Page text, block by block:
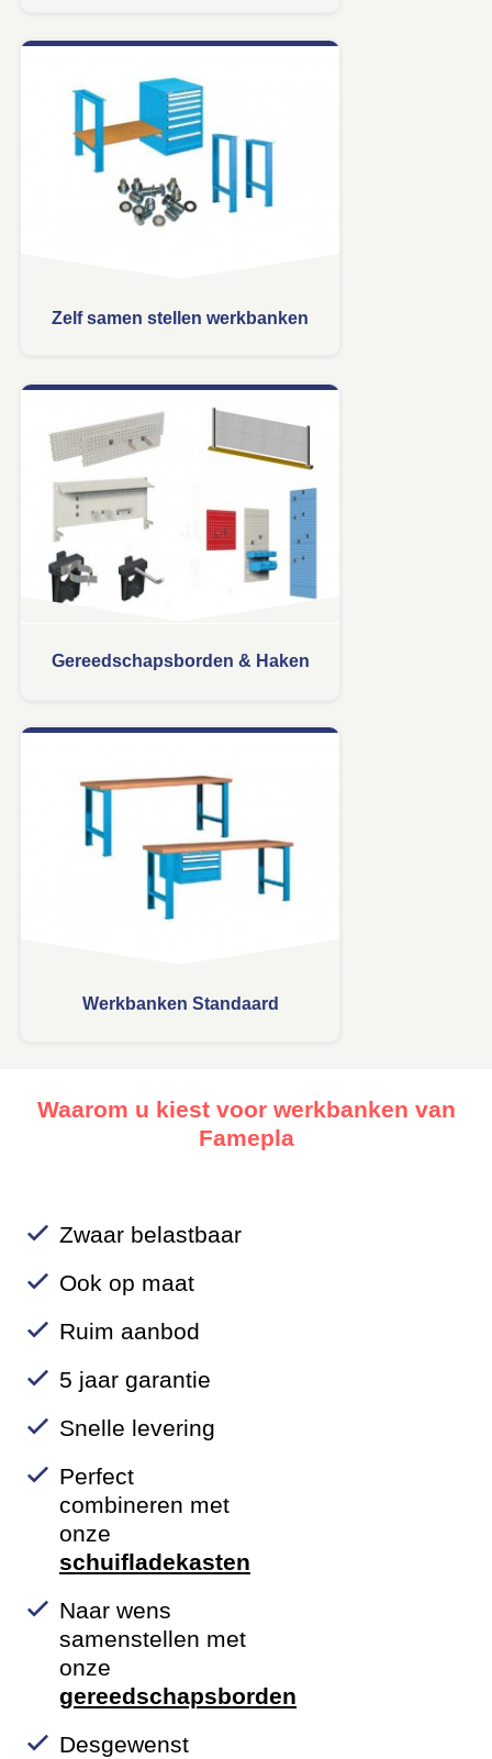
Zelf samen stellen werkbanken
Gereedschapsborden & Haken
Werkbanken Standaard
Waarom u kiest voor werkbanken van
Famepla
Zwaar belastbaar
Ook op maat
Ruim aanbod
5 jaar garantie
Snelle levering
Perfect
combineren met
onze
schuifladekasten
Naar wens
samenstellen met
onze
gereedschapsborden
Desgewenst